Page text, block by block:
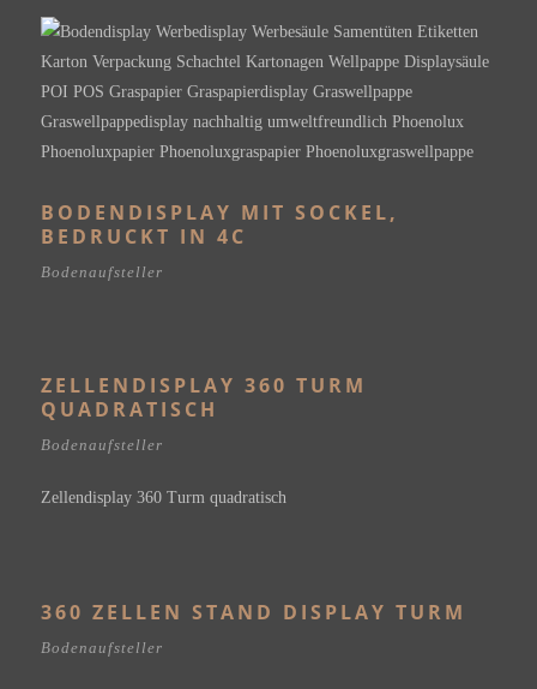
BODENDISPLAY MIT SOCKEL,
BEDRUCKT IN 4C
Bodenaufsteller
ZELLENDISPLAY 360 TURM
QUADRATISCH
Bodenaufsteller
Zellendisplay 360 Turm quadratisch
360 ZELLEN STAND DISPLAY TURM
Bodenaufsteller